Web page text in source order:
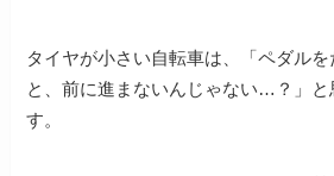
タイヤが小さい自転車は、「ペダル
と、前に進まないんじゃない…？」と
す。